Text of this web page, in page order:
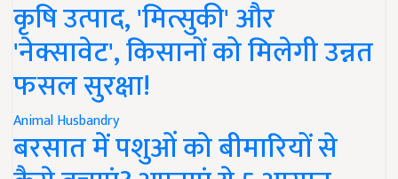
कृषि उत्पाद, 'मित्सुकी' और
'नेक्सावेट', किसानों को मिलेगी उन्नत
फसल सुरक्षा!
Animal Husbandry
बरसात में पशुओं को बीमारियों से